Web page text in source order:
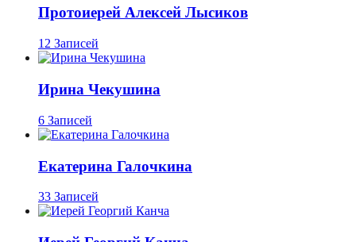
Протоиерей Алексей Лысиков
12 Записей
Ирина Чекушина
6 Записей
Екатерина Галочкина
33 Записей